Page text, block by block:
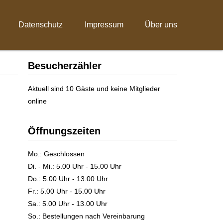
Datenschutz Impressum Über uns
Besucherzähler
Aktuell sind 10 Gäste und keine Mitglieder
online
Öffnungszeiten
Mo.: Geschlossen
Di. - Mi.: 5.00 Uhr - 15.00 Uhr
Do.: 5.00 Uhr - 13.00 Uhr
Fr.: 5.00 Uhr - 15.00 Uhr
Sa.: 5.00 Uhr - 13.00 Uhr
So.: Bestellungen nach Vereinbarung